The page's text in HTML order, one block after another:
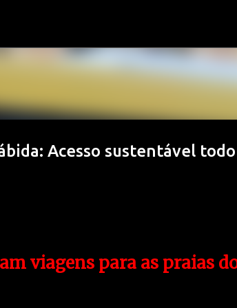
Acesso sustentável
viagens para as praias